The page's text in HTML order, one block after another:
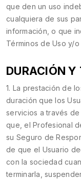
que den un uso
cualquiera de sus
información, o que
Términos de Uso y/
DURACIÓN
1. La prestación de
duración que los
servicios a través de
que, el Profesional
su Seguro de
de que el Usuario
con la sociedad
terminarla,